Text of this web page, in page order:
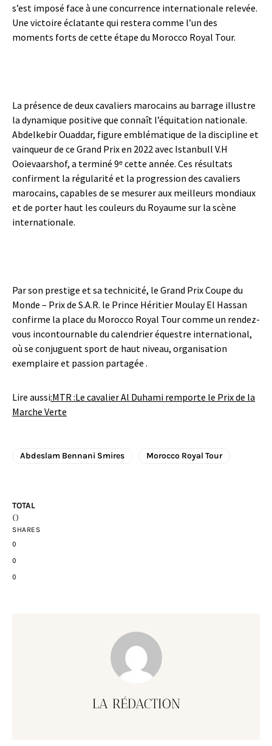
s’est imposé face à une concurrence internationale relevée.
Une victoire éclatante qui restera comme l’un des
moments forts de cette étape du Morocco Royal Tour.
La présence de deux cavaliers marocains au barrage illustre
la dynamique positive que connaît l’équitation nationale.
Abdelkebir Ouaddar, figure emblématique de la discipline et
vainqueur de ce Grand Prix en 2022 avec Istanbull V.H
Ooievaarshof, a terminé 9ᵉcette année. Ces résultats
confirment la régularité et la progression des cavaliers
marocains, capables de se mesurer aux meilleurs mondiaux
et de porter haut les couleurs du Royaume sur la scène
internationale.
Par son prestige et sa technicité, le Grand Prix Coupe du
Monde – Prix de S.A.R. le Prince Héritier Moulay El Hassan
confirme la place du Morocco Royal Tour comme un rendez-
vous incontournable du calendrier équestre international,
où se conjuguent sport de haut niveau, organisation
exemplaire et passion partagée .
Lire aussi:MTR :Le cavalier Al Duhami remporte le Prix de la
Marche Verte
Abdeslam Bennani Smires Morocco Royal Tour
TOTAL
0
SHARES
0
0
0
LA RÉDACTION